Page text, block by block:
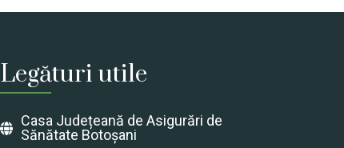
Legături utile
Casa Județeană de Asigurări de
Sănătate Botoșani